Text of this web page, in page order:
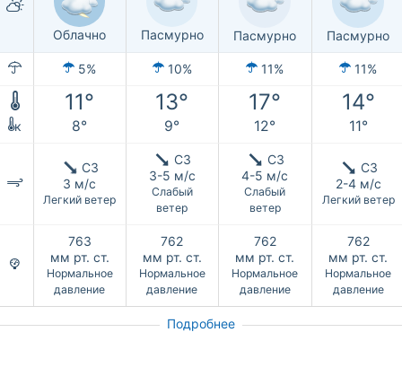
Облачно Пасмурно Пасмурно Пасмурно
5% 10% 11% 11%
11° 13° 17° 14°
к 8° 9° 12° 11°
СЗ
3 м/с
Легкий ветер
СЗ
3-5 м/с
Слабый
ветер
СЗ
4-5 м/с
Слабый
ветер
СЗ
2-4 м/с
Легкий ветер
763
мм рт. ст.
Нормальное
давление
762
мм рт. ст.
Нормальное
давление
762
мм рт. ст.
Нормальное
давление
762
мм рт. ст.
Нормальное
давление
Подробнее